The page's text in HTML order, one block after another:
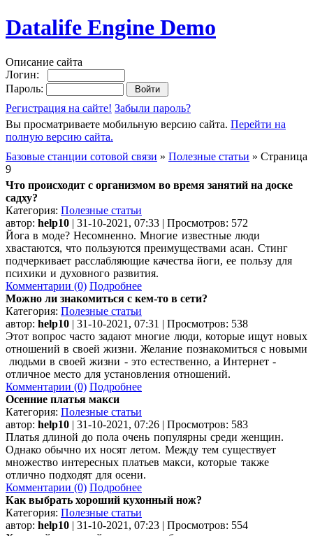
Datalife Engine Demo
Описание сайта
Логин:
Пароль:
Регистрация на сайте! Забыли пароль?
Вы просматриваете мобильную версию сайта. Перейти на
полную версию сайта.
Базовые станции сотовой связи » Полезные статьи » Страница
9
Что происходит с организмом во время занятий на доске
садху?
Категория: Полезные статьи
автор: help10 | 31-10-2021, 07:33 | Просмотров: 572
Йога в моде? Несомненно. Многие известные люди
хвастаются, что пользуются преимуществами асан. Стинг
подчеркивает расслабляющие качества йоги, ее пользу для
психики и духовного развития.
Комментарии (0) Подробнее
Можно ли знакомиться с кем-то в сети?
Категория: Полезные статьи
автор: help10 | 31-10-2021, 07:31 | Просмотров: 538
Этот вопрос часто задают многие люди, которые ищут новых
отношений в своей жизни. Желание познакомиться с новыми
людьми в своей жизни - это естественно, а Интернет -
отличное место для установления отношений.
Комментарии (0) Подробнее
Осенние платья макси
Категория: Полезные статьи
автор: help10 | 31-10-2021, 07:26 | Просмотров: 583
Платья длиной до пола очень популярны среди женщин.
Однако обычно их носят летом. Между тем существует
множество интересных платьев макси, которые также
отлично подходят для осени.
Комментарии (0) Подробнее
Как выбрать хороший кухонный нож?
Категория: Полезные статьи
автор: help10 | 31-10-2021, 07:23 | Просмотров: 554